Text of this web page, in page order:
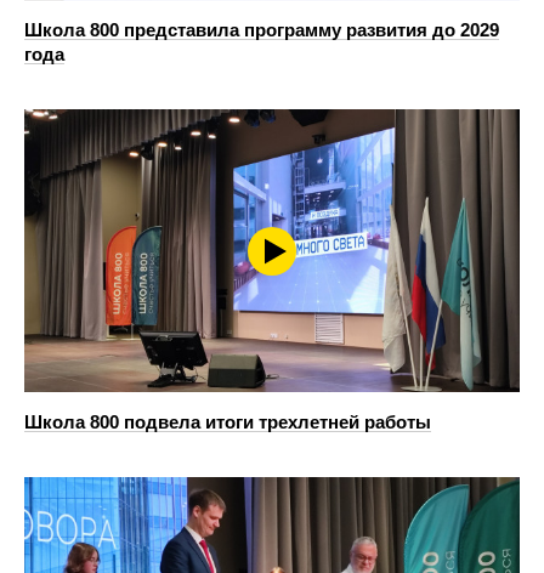
Школа 800 представила программу развития до 2029
года
Школа 800 подвела итоги трехлетней работы